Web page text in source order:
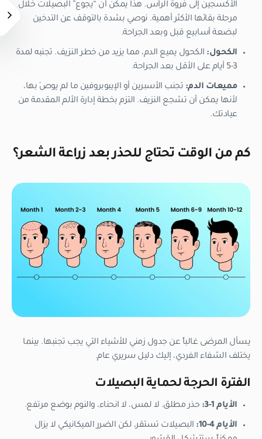
الأكسجين إلى فروة الرأس. هذا يمكن أن “يجوع” البصيلات خلال
مرحلة بقائها الأكثر أهمية. نوصي بشدة بالتوقف عن التدخين
لبضعة أسابيع قبل وبعد الجراحة.
الكحول: الكحول يميع الدم، مما يزيد من خطر النزيف. تجنبه لمدة
3-5 أيام على الأقل بعد الجراحة.
مميعات الدم: تجنب الأسبرين أو الإيبوبروفين ما لم يوصَ بها،
لأنها يمكن أن تشجع النزيف. التزم بخطة إدارة الألم المقدمة من
عيادتك.
كم من الوقت تحتاج للحذر بعد زراعة الشعر؟
يسأل المرضى غالباً عن جدول زمني للأشياء التي يجب تجنبها. بينما
يختلف الشفاء الفردي، إليك دليل سريري عام.
الفترة الحرجة لحماية البصيلات
الأيام 1-3: حذر مطلق. لا لمس، لا انحناء، والنوم بوضع مرتفع.
الأيام 4-10:
البصيلات تستقر، لكن الضرر الميكانيكي لا يزال